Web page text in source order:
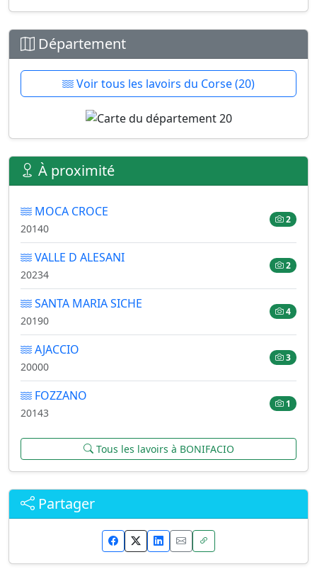
Département
Voir tous les lavoirs du Corse (20)
À proximité
MOCA CROCE
20140
2
VALLE D ALESANI
20234
2
SANTA MARIA SICHE
20190
4
AJACCIO
20000
3
FOZZANO
20143
1
Tous les lavoirs à BONIFACIO
Partager